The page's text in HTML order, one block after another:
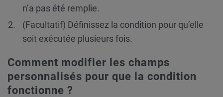
n’a pas été remplie.
(Facultatif) Définissez la condition pour qu’elle
soit exécutée plusieurs fois.
Comment modifier les champs
personnalisés pour que la condition
fonctionne ?